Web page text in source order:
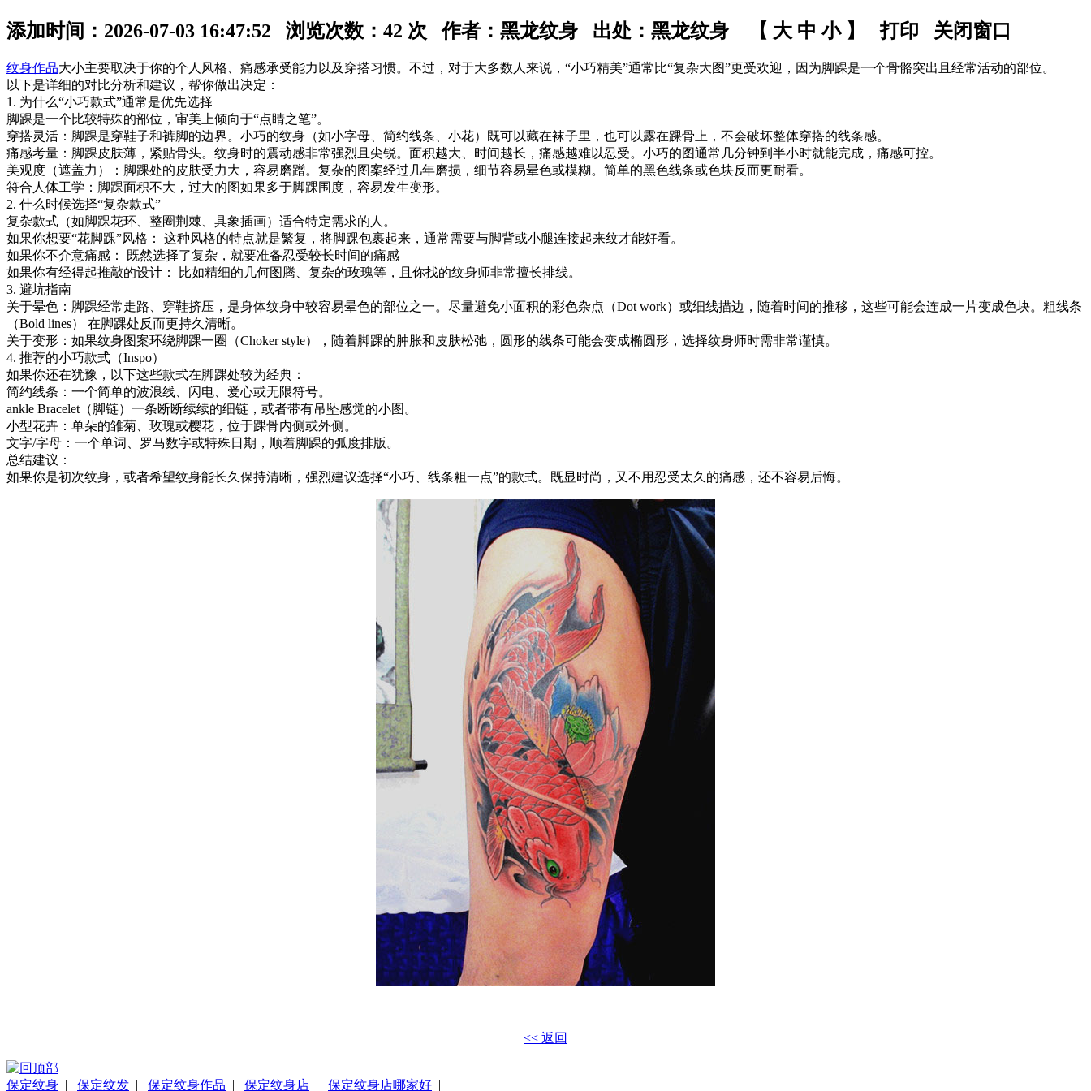
添加时间：2026-07-03 16:47:52 浏览次数： 42 次 作者：黑龙纹身 出处：黑龙纹身 【 大 中 小】打印 关闭窗口
纹身作品大小主要取决于你的个人风格、痛感承受能力以及穿搭习惯。不过，对于大多数人来说，“小巧精美”通常比“复杂大图”更受欢迎，因为脚踝是一个骨骼突出且经常活动的部位。
以下是详细的对比分析和建议，帮你做出决定：
1. 为什么“小巧款式”通常是优先选择
脚踝是一个比较特殊的部位，审美上倾向于“点睛之笔”。
穿搭灵活：脚踝是穿鞋子和裤脚的边界。小巧的纹身（如小字母、简约线条、小花）既可以藏在袜子里，也可以露在踝骨上，不会破坏整体穿搭的线条感。
痛感考量：脚踝皮肤薄，紧贴骨头。纹身时的震动感非常强烈且尖锐。面积越大、时间越长，痛感越难以忍受。小巧的图通常几分钟到半小时就能完成，痛感可控。
美观度（遮盖力）：脚踝处的皮肤受力大，容易磨蹭。复杂的图案经过几年磨损，细节容易晕色或模糊。简单的黑色线条或色块反而更耐看。
符合人体工学：脚踝面积不大，过大的图如果多于脚踝围度，容易发生变形。
2. 什么时候选择“复杂款式”
复杂款式（如脚踝花环、整圈荆棘、具象插画）适合特定需求的人。
如果你想要“花脚踝”风格： 这种风格的特点就是繁复，将脚踝包裹起来，通常需要与脚背或小腿连接起来纹才能好看。
如果你不介意痛感： 既然选择了复杂，就要准备忍受较长时间的痛感
如果你有经得起推敲的设计： 比如精细的几何图腾、复杂的玫瑰等，且你找的纹身师非常擅长排线。
3. 避坑指南
关于晕色：脚踝经常走路、穿鞋挤压，是身体纹身中较容易晕色的部位之一。尽量避免小面积的彩色杂点（Dot work）或细线描边，随着时间的推移，这些可能会连成一片变成色块。粗线条
（Bold lines） 在脚踝处反而更持久清晰。
关于变形：如果纹身图案环绕脚踝一圈（Choker style），随着脚踝的肿胀和皮肤松弛，圆形的线条可能会变成椭圆形，选择纹身师时需非常谨慎。
4. 推荐的小巧款式（Inspo）
如果你还在犹豫，以下这些款式在脚踝处较为经典：
简约线条：一个简单的波浪线、闪电、爱心或无限符号。
ankle Bracelet（脚链）一条断断续续的细链，或者带有吊坠感觉的小图。
小型花卉：单朵的雏菊、玫瑰或樱花，位于踝骨内侧或外侧。
文字/字母：一个单词、罗马数字或特殊日期，顺着脚踝的弧度排版。
总结建议：
如果你是初次纹身，或者希望纹身能长久保持清晰，强烈建议选择“小巧、线条粗一点”的款式。既显时尚，又不用忍受太久的痛感，还不容易后悔。
<< 返回
保定纹身 | 保定纹发 | 保定纹身作品 | 保定纹身店 | 保定纹身店哪家好 |